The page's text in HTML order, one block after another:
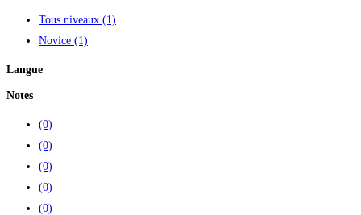
Tous niveaux (1)
Novice (1)
Langue
Notes
(0)
(0)
(0)
(0)
(0)